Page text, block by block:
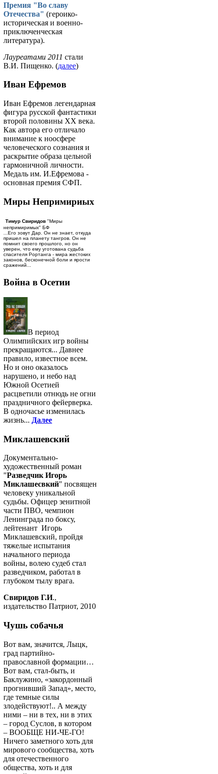
Премия "Во славу
Отечества" (героико-
историческая и военно-
приключенческая
литература).
Лауреатами 2011 стали
В.И. Пищенко. (далее)
Иван Ефремов
Иван Ефремов легендарная
фигура русской фантастики
второй половины ХХ века.
Как автора его отличало
внимание к ноосфере
человеческого сознания и
раскрытие образа цельной
гармоничной личности.
Медаль им. И.Ефремова -
основная премия СФП.
Миры Непримириых
Тимур Свиридов "Миры
непримиримых" БФ
...Его зовут Дар. Он не знает, откуда
пришел на планету тангров. Он не
помнит своего прошлого, но он
уверен, что ему уготована судьба
спасителя Рортанга - мира жестоких
законов, бесконечной боли и ярости
сражений...
Война в Осетии
В период
Олимпийских игр войны
прекращаются... Давнее
правило, известное всем.
Но и оно оказалось
нарушено, и небо над
Южной Осетией
расцветили отнюдь не огни
праздничного фейерверка.
В одночасье изменилась
жизнь... Далее
Миклашевский
Документально-
художественный роман
"Разведчик Игорь
Миклашесвкий" посвящен
человеку уникальной
судьбы. Офицер зенитной
части ПВО, чемпион
Ленинграда по боксу,
лейтенант Игорь
Миклашевский, пройдя
тяжелые испытания
начального периода
войны, волею судеб стал
разведчиком, работал в
глубоком тылу врага.
Свиридов Г.И.,
издательство Патриот, 2010
Чушь собачья
Вот вам, значится, Лыцк,
град партийно-
православной формации…
Вот вам, стал-быть, и
Баклужино, «закордонный
прогнивший Запад», место,
где темные силы
злодействуют!.. А между
ними – ни в тех, ни в этих
– город Суслов, в котором
– ВООБЩЕ НИ-ЧЕ-ГО!
Ничего заметного хоть для
мирового сообщества, хоть
для отечественного
общества, хоть и для